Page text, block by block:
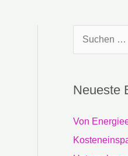
e
n
Neueste
Von